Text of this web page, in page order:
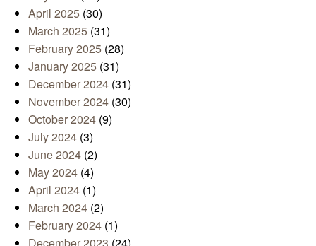
April 2025 (30)
March 2025 (31)
February 2025 (28)
January 2025 (31)
December 2024 (31)
November 2024 (30)
October 2024 (9)
July 2024 (3)
June 2024 (2)
May 2024 (4)
April 2024 (1)
March 2024 (2)
February 2024 (1)